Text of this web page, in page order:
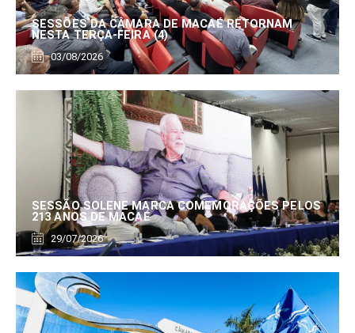
SESSÕES DA CÂMARA DE MACAÉ RETORNAM
NESTA TERÇA-FEIRA (4)
03/08/2026
SESSÃO SOLENE MARCA COMEMORAÇÕES PELOS
213 ANOS DE MACAÉ
29/07/2026